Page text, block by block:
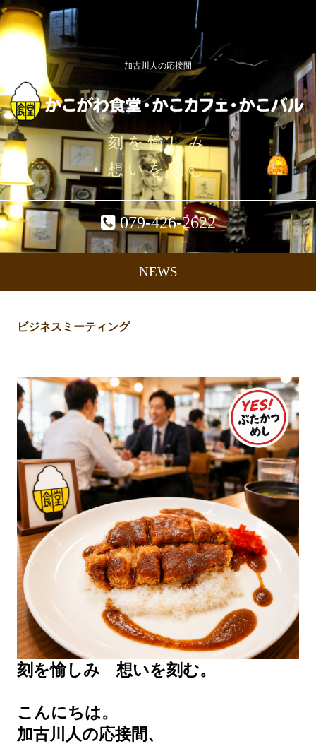
加古川人の応接間
刻を愉しみ
想いを刻む
079-426-2622
NEWS
ビジネスミーティング
刻を愉しみ 想いを刻む。
こんにちは。
加古川人の応接間、